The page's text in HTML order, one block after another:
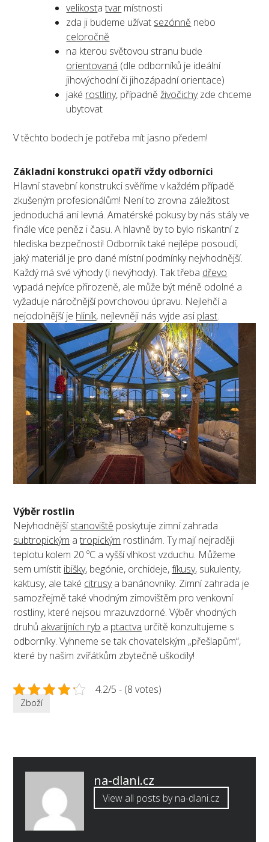
velikostatvar místnosti
zda ji budeme užívat sezónně nebo
celoročně
na kterou světovou stranu bude
orientovaná (dle odborníků je ideální
jihovýchodní či jihozápadní orientace)
jaké rostliny, případněživočichyzde chceme
ubytovat
V těchto bodech je potřeba mít jasno předem!
Základní konstrukci opatří vždy odborníci
Hlavní stavební konstrukci svěříme v každém případě
zkušeným profesionálům! Není to zrovna záležitost
jednoduchá ani levná. Amatérské pokusy by nás stály ve
finále více peněz i času. A hlavně by to bylo riskantní z
hlediska bezpečnosti! Odborník také nejlépe posoudí,
jaký materiál je pro dané místní podmínky nejvhodnější.
Každý má své výhody (i nevýhody). Tak třeba dřevo
vypadá nejvíce přirozeně, ale může být méně odolné a
vyžaduje náročnější povrchovou úpravu. Nejlehčí a
nejodolnější je hliník, nejlevněji nás vyjde asi plast.
Výběr rostlin
Nejvhodnějšístanoviště poskytuje zimní zahrada
subtropickým atropickým rostlinám. Ty mají nejraději
teplotu kolem 20 ºC a vyšší vlhkost vzduchu. Můžeme
sem umístit ibišky, begónie, orchideje,fíkusy, sukulenty,
kaktusy, ale také citrusya banánovníky. Zimní zahrada je
samozřejmě také vhodným zimovištěm pro venkovní
rostliny, které nejsou mrazuvzdorné. Výběr vhodných
druhů akvarijních ryb a ptactva určitě konzultujeme s
odborníky. Vyhneme se tak chovatelským „přešlapům“,
které by našim zvířátkům zbytečně uškodily!
4.2/5 - (8 votes)
Zboží
Published
by
na-dlani.cz
View all posts by na-dlani.cz